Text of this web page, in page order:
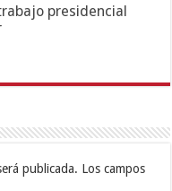
presidencial
publicada. Los campos